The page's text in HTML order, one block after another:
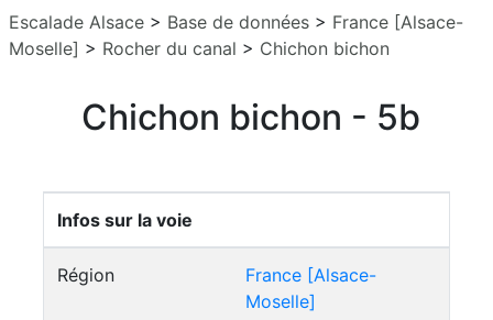
Escalade Alsace > Base de données > France [Alsace-
Moselle] > Rocher du canal > Chichon bichon
Chichon bichon - 5b
Infos sur la voie
Région
France [Alsace-
Moselle]